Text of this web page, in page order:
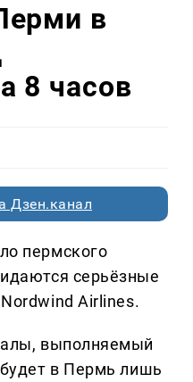
в
8 часов
Дзен.канал
пермского
серьёзные
Airlines.
выполняемый
в Пермь лишь